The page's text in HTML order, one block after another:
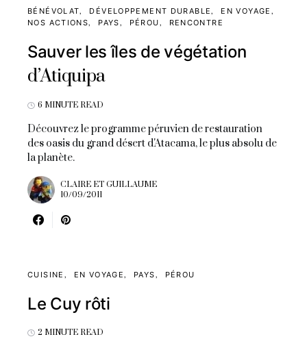
BÉNÉVOLAT DÉVELOPPEMENT DURABLE
EN VOYAGE
NOS ACTIONS
PAYS PÉROU RENCONTRE
Sauver les îles de végétation
d’Atiquipa
6 MINUTE READ
Découvrez le programme péruvien de restauration
des oasis du grand désert d'Atacama, le plus absolu de
la planète.
CLAIRE ET GUILLAUME
10/09/2011
CUISINE EN VOYAGE PAYS PÉROU
Le Cuy rôti
2 MINUTE READ